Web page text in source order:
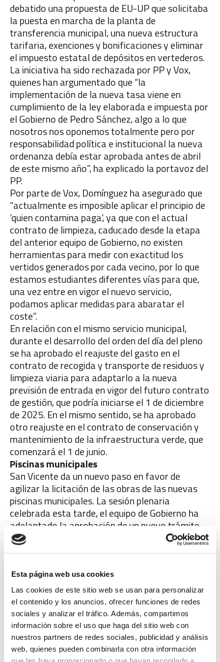
Esta página web usa cookies
Las cookies de este sitio web se usan para personalizar
el contenido y los anuncios, ofrecer funciones de redes
sociales y analizar el tráfico. Además, compartimos
información sobre el uso que haga del sitio web con
nuestros partners de redes sociales, publicidad y análisis
web, quienes pueden combinarla con otra información
debatido una propuesta de EU-UP que solicitaba
la puesta en marcha de la planta de
transferencia municipal, una nueva estructura
tarifaria, exenciones y bonificaciones y eliminar
el impuesto estatal de depósitos en vertederos.
La iniciativa ha sido rechazada por PP y Vox,
quienes han argumentado que “la
implementación de la nueva tasa viene en
cumplimiento de la ley elaborada e impuesta por
el Gobierno de Pedro Sánchez, algo a lo que
nosotros nos oponemos totalmente pero por
responsabilidad política e institucional la nueva
ordenanza debía estar aprobada antes de abril
de este mismo año”, ha explicado la portavoz del
PP.
Por parte de Vox, Domínguez ha asegurado que
“actualmente es imposible aplicar el principio de
‘quien contamina paga’, ya que con el actual
contrato de limpieza, caducado desde la etapa
del anterior equipo de Gobierno, no existen
herramientas para medir con exactitud los
vertidos generados por cada vecino, por lo que
estamos estudiantes diferentes vías para que,
una vez entre en vigor el nuevo servicio,
podamos aplicar medidas para abaratar el
coste”.
En relación con el mismo servicio municipal,
durante el desarrollo del orden del día del pleno
se ha aprobado el reajuste del gasto en el
contrato de recogida y transporte de residuos y
limpieza viaria para adaptarlo a la nueva
previsión de entrada en vigor del futuro contrato
de gestión, que podría iniciarse el 1 de diciembre
de 2025. En el mismo sentido, se ha aprobado
otro reajuste en el contrato de conservación y
mantenimiento de la infraestructura verde, que
comenzará el 1 de junio.
Piscinas municipales
San Vicente da un nuevo paso en favor de
agilizar la licitación de las obras de las nuevas
piscinas municipales. La sesión plenaria
celebrada esta tarde, el equipo de Gobierno ha
adelantado la aprobación de un nuevo trámite,
necesario para convocar el concurso, que
consiste en la elevación de los porcentajes de las
establezcan dos partidas de gastos de alrededor
3 millones y 400.000 euros, respectivamente,
que se destinarán a la ejecución de la fase dos
del Centro del Agua. El alcalde ha adelantado la
intención de convocar la licitación en las
próximas semanas.
También durante el desarrollo del orden del día